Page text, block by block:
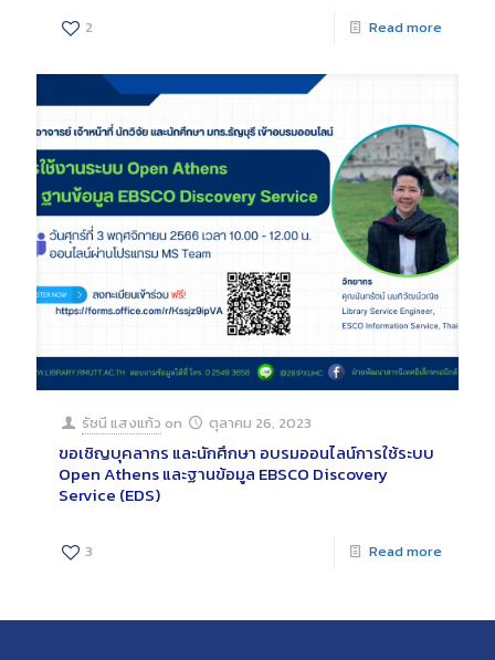
2 Read more
รัชนี แสงแก้ว on ตุลาคม 26, 2023
ขอเชิญบุคลากร และนักศึกษา อบรมออนไลน์การใช้ระบบ
Open Athens และฐานข้อมูล EBSCO Discovery
Service (EDS)
3 Read more